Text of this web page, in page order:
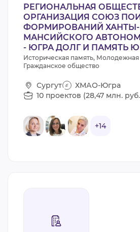
РЕГИОНАЛЬНАЯ
ОРГАНИЗАЦИЯ СОЮЗ
ФОРМИРОВАНИЙ ХАНТЫ-
МАНСИЙСКОГО
- ЮГРА ДОЛГ И ПАМЯТЬ
Историческая память, Молодежная
Гражданское общество
Сургут
ХМАО-Югра
10 проектов (28,47 млн.
+14